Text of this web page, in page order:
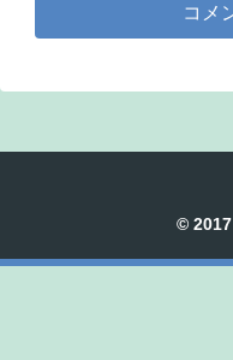
コメ
© 2017